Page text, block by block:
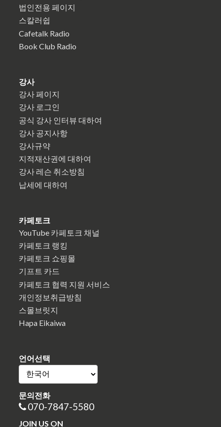
법인전용 페이지
스칼러쉽
Cafetalk Radio
Book Club Radio
강사
강사 페이지
강사 로그인
공식 강사 인터뷰 대하여
강사 공지사항
강사규약
지적재산권에 대하여
강사 레슨 취소방침
납세에 대하여
카페토크
YouTube 카페토크 채널
카페토크 랭킹
카페토크 쇼핑몰
기프트 카드
카페토크 협력 지원 서비스
개인정보취급방침
스몰브릿지
Hapa Eikaiwa
언어선택
문의전화
070-7847-5580
JOIN US ON